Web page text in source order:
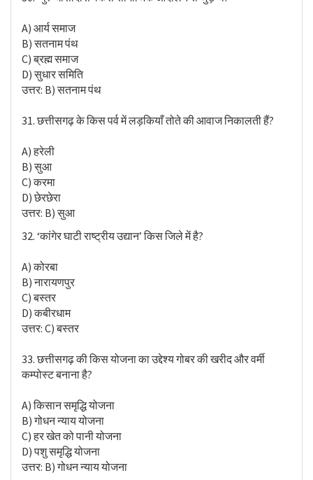
A) आर्य समाज
B) सतनाम पंथ
C) ब्रह्म समाज
D) सुधार समिति
उत्तर: B) सतनाम पंथ
31. छत्तीसगढ़ के किस पर्व में लड़कियाँ तोते की आवाज निकालती हैं?
A) हरेली
B) सुआ
C) करमा
D) छेरछेरा
उत्तर: B) सुआ
32. ‘कांगेर घाटी राष्ट्रीय उद्यान’ किस जिले में है?
A) कोरबा
B) नारायणपुर
C) बस्तर
D) कबीरधाम
उत्तर: C) बस्तर
33. छत्तीसगढ़ की किस योजना का उद्देश्य गोबर की खरीद और वर्मी
कम्पोस्ट बनाना है?
A) किसान समृद्धि योजना
B) गोधन न्याय योजना
C) हर खेत को पानी योजना
D) पशु समृद्धि योजना
उत्तर: B) गोधन न्याय योजना